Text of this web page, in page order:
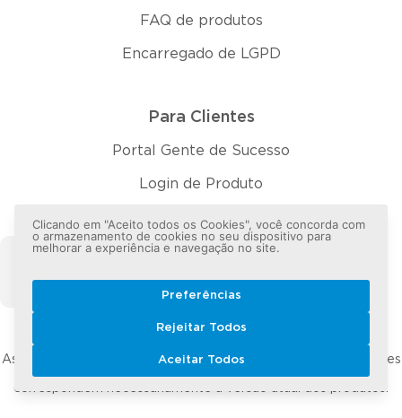
FAQ de produtos
Encarregado de LGPD
Para Clientes
Portal Gente de Sucesso
Login de Produto
As imagens exibidas são ilustrativas e podem apresentar versões
correspondem necessariamente à versão atual dos produtos.
por dentro dos nossos conteúdos
Clicando em "Aceito todos os Cookies", você concorda com
o armazenamento de cookies no seu dispositivo para
melhorar a experiência e navegação no site.
Preferências
Rejeitar Todos
Aceitar Todos